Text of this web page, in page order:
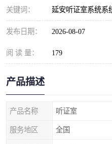
关键词： 延安听证室系统系
发布日期： 2026-08-07
阅 读 量： 179
产品描述
产品名称 听证室
服务地区 全国